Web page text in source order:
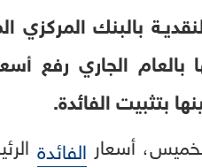
بالبنك
الجاري رفع
بتثبيت الفائدة.
أسعار الفائدة